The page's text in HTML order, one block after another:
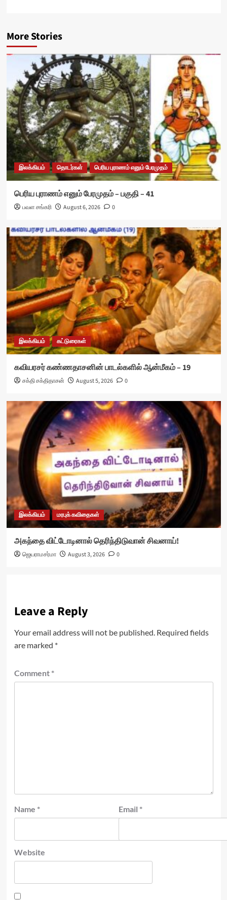
More Stories
இலக்கியம் தொடர்கள் பெரிய புராணம் எனும் பேரமுதம்
பெரிய புராணம் எனும் பேரமுதம் – பகுதி – 41
பவள சங்கரி August 6, 2026 0
இலக்கியம் கட்டுரைகள்
கவியரசர் கண்ணதாசனின் பாடல்களில் ஆன்மீகம் – 19
சக்தி சக்திதாசன் August 5, 2026 0
இலக்கியம் மரபுக் கவிதைகள்
அகந்தை விட்டோடினால் தெரிந்திடுவான் சிவனாய்!
ஜெயராமசர்மா August 3, 2026 0
Leave a Reply
Your email address will not be published. Required fields
are marked *
Comment *
Name * Email *
Website